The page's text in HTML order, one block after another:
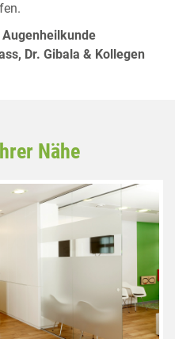
Dr. Gibala & Kollegen
Nähe